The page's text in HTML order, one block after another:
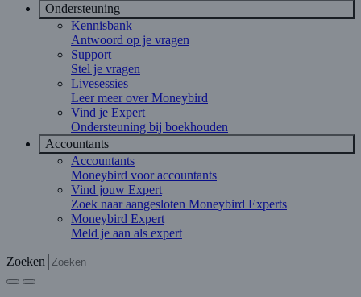
Ondersteuning
Kennisbank
Antwoord op je vragen
Support
Stel je vragen
Livesessies
Leer meer over Moneybird
Vind je Expert
Ondersteuning bij boekhouden
Accountants
Accountants
Moneybird voor accountants
Vind jouw Expert
Zoek naar aangesloten Moneybird Experts
Moneybird Expert
Meld je aan als expert
Zoeken